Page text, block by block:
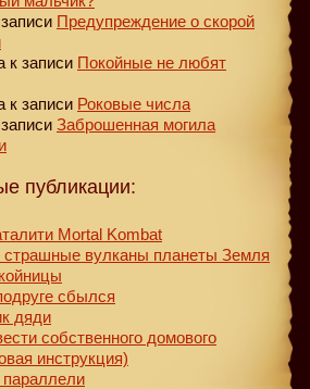
Предупреждение о скорой
к записи Покойные не любят
к записи Роковые числа
Заброшенная могила
публикации:
Mortal Kombat
вулканы планеты Земля
сбылся
дяди
собственного домового
инструкция)
параллели